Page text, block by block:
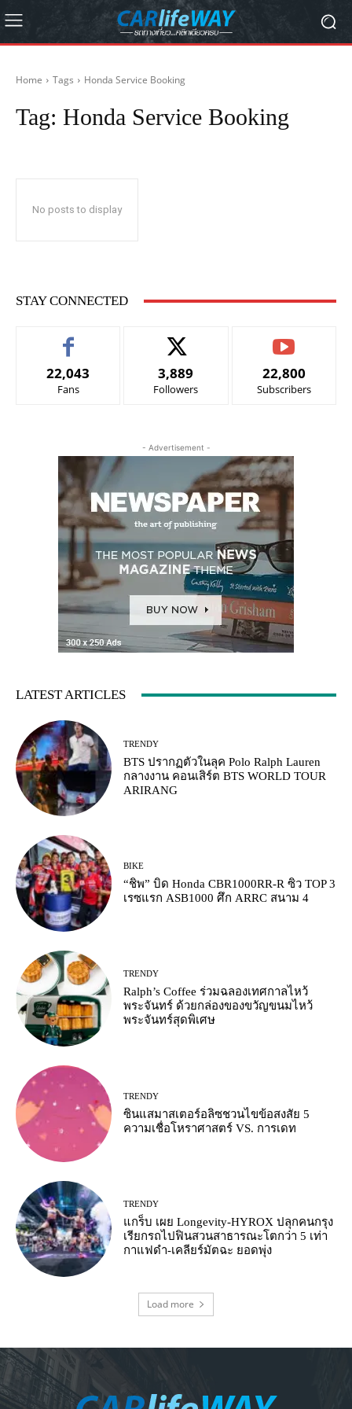
Home Tags Honda Service Booking
Tag: Honda Service Booking
No posts to display
STAY CONNECTED
22,043
Fans
3,889
Followers
22,800
Subscribers
- Advertisement -
LATEST ARTICLES
TRENDY
BTS ปรากฏตัวในลุค Polo Ralph Lauren
กลางงาน คอนเสิร์ต BTS WORLD TOUR
ARIRANG
BIKE
“ชิพ” บิด Honda CBR1000RR-R ซิว TOP 3
เรซแรก ASB1000 ศึก ARRC สนาม 4
TRENDY
Ralph’s Coffee ร่วมฉลองเทศกาลไหว้
พระจันทร์ ด้วยกล่องของขวัญขนมไหว้
พระจันทร์สุดพิเศษ
TRENDY
ซินแสมาสเตอร์อลิซชวนไขข้อสงสัย 5
ความเชื่อโหราศาสตร์ VS. การเดท
TRENDY
แกร็บ เผย Longevity-HYROX ปลุกคนกรุง
เรียกรถไปฟินสวนสาธารณะโตกว่า 5 เท่า
กาแฟดำ-เคลียร์มัตฉะ ยอดพุ่ง
Load more